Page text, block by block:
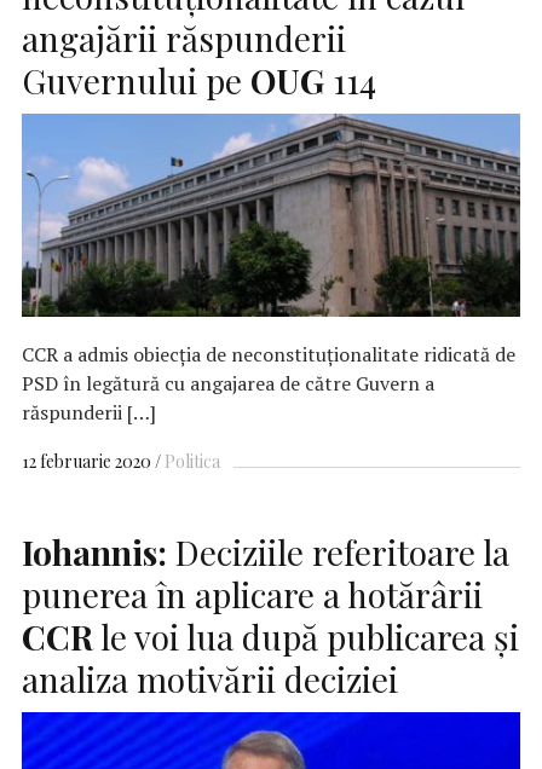
angajării răspunderii
Guvernului pe OUG 114
CCR a admis obiecţia de neconstituţionalitate ridicată de
PSD în legătură cu angajarea de către Guvern a
răspunderii […]
12 februarie 2020 Politica
Iohannis: Deciziile referitoare la
punerea în aplicare a hotărârii
CCRle voi lua după publicarea şi
analiza motivării deciziei